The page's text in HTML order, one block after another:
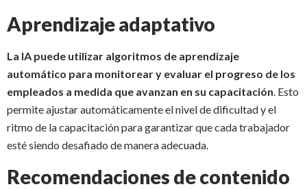
Aprendizaje adaptativo
La IA puede utilizar algoritmos de aprendizaje
automático para monitorear y evaluar el progreso de los
empleados a medida que avanzan en su capacitación. Esto
permite ajustar automáticamente el nivel de dificultad y el
ritmo de la capacitación para garantizar que cada trabajador
esté siendo desafiado de manera adecuada.
Recomendaciones de contenido